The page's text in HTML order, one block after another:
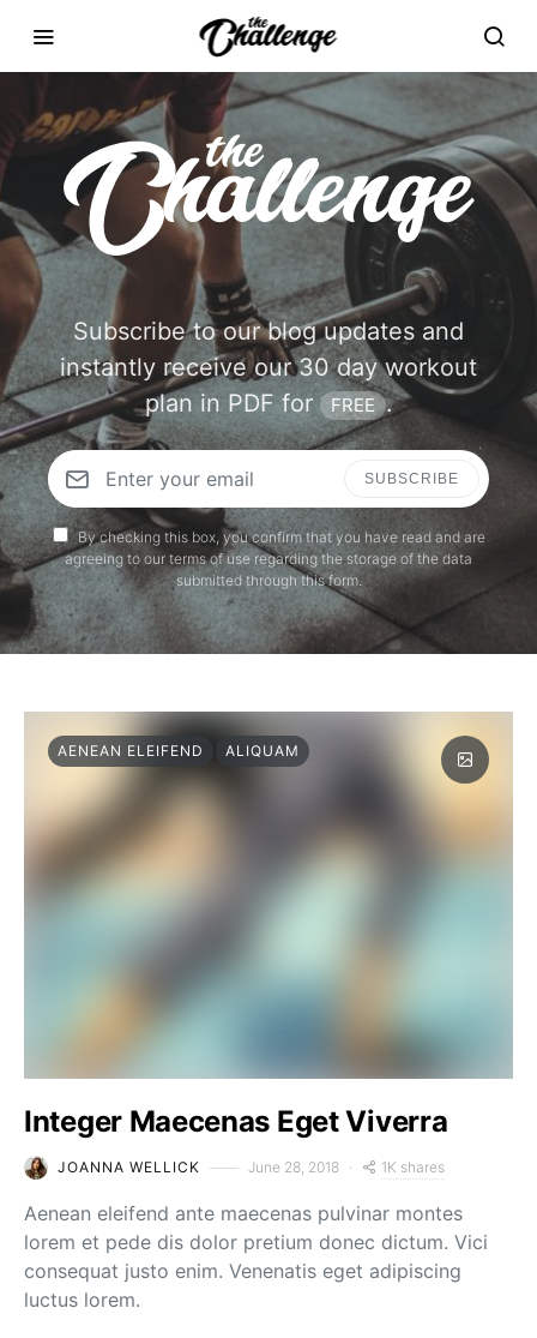
Subscribe to our blog updates and
instantly receive our 30 day workout
plan in PDF for
FREE .
SUBSCRIBE
By checking this box, you confirm that you have read and are
agreeing to our terms of use regarding the storage of the data
submitted through this form.
AENEAN ELEIFEND ALIQUAM
Integer Maecenas Eget Viverra
JOANNA WELLICK June 28, 2018 1K shares
Aenean eleifend ante maecenas pulvinar montes
lorem et pede dis dolor pretium donec dictum. Vici
consequat justo enim. Venenatis eget adipiscing
luctus lorem.